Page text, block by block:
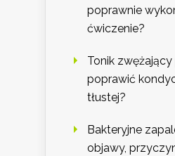
poprawnie
ćwiczenie?
Tonik
poprawić
tłustej?
Bakteryjne
objawy,